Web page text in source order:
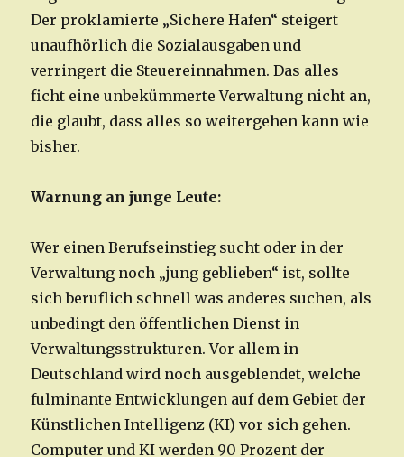
Der proklamierte „Sichere Hafen“ steigert
unaufhörlich die Sozialausgaben und
verringert die Steuereinnahmen. Das alles
ficht eine unbekümmerte Verwaltung nicht an,
die glaubt, dass alles so weitergehen kann wie
bisher.
Warnung an junge Leute:
Wer einen Berufseinstieg sucht oder in der
Verwaltung noch „jung geblieben“ ist, sollte
sich beruflich schnell was anderes suchen, als
unbedingt den öffentlichen Dienst in
Verwaltungsstrukturen. Vor allem in
Deutschland wird noch ausgeblendet, welche
fulminante Entwicklungen auf dem Gebiet der
Künstlichen Intelligenz (KI) vor sich gehen.
Computer und KI werden 90 Prozent der